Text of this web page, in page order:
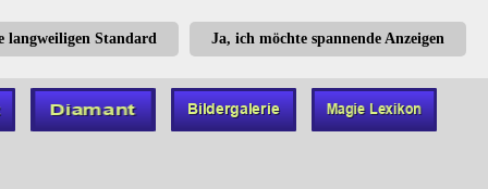
Ja, ich möchte spannende Anzeigen
langweiligen Standard